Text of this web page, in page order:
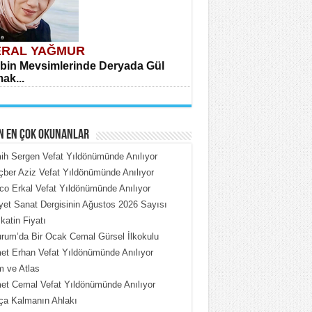
YAĞMUR
Mevsimlerinde Deryada Gül
ÇOBAN
Put Dışardaki Maskeler...
EN ÇOK OKUNANLAR
Sergen Vefat Yıldönümünde Anılıyor
Aziz Vefat Yıldönümünde Anılıyor
Erkal Vefat Yıldönümünde Anılıyor
Sanat Dergisinin Ağustos 2026 Sayısı
Fiyatı
Bir Ocak Cemal Gürsel İlkokulu
Erhan Vefat Yıldönümünde Anılıyor
ve Atlas
Cemal Vefat Yıldönümünde Anılıyor
Kalmanın Ahlakı